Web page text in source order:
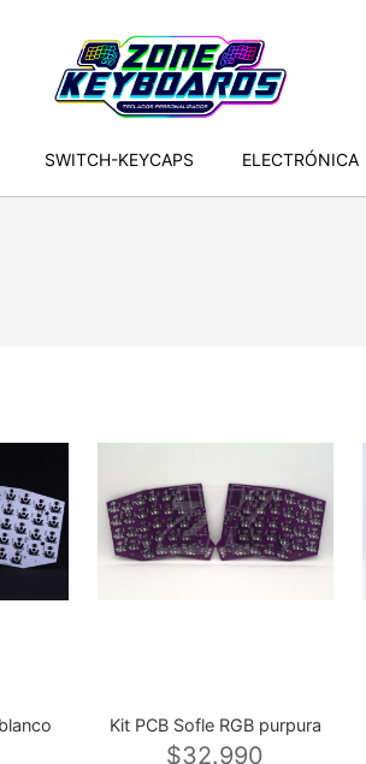
SWITCH-KEYCAPS ELECTRÓNICA
Kit PCB Sofle RGB purpura
$32.990